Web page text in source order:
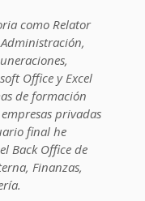
como Relator
Office y Excel
de formación
privadas
final he
Back Office de
Finanzas,